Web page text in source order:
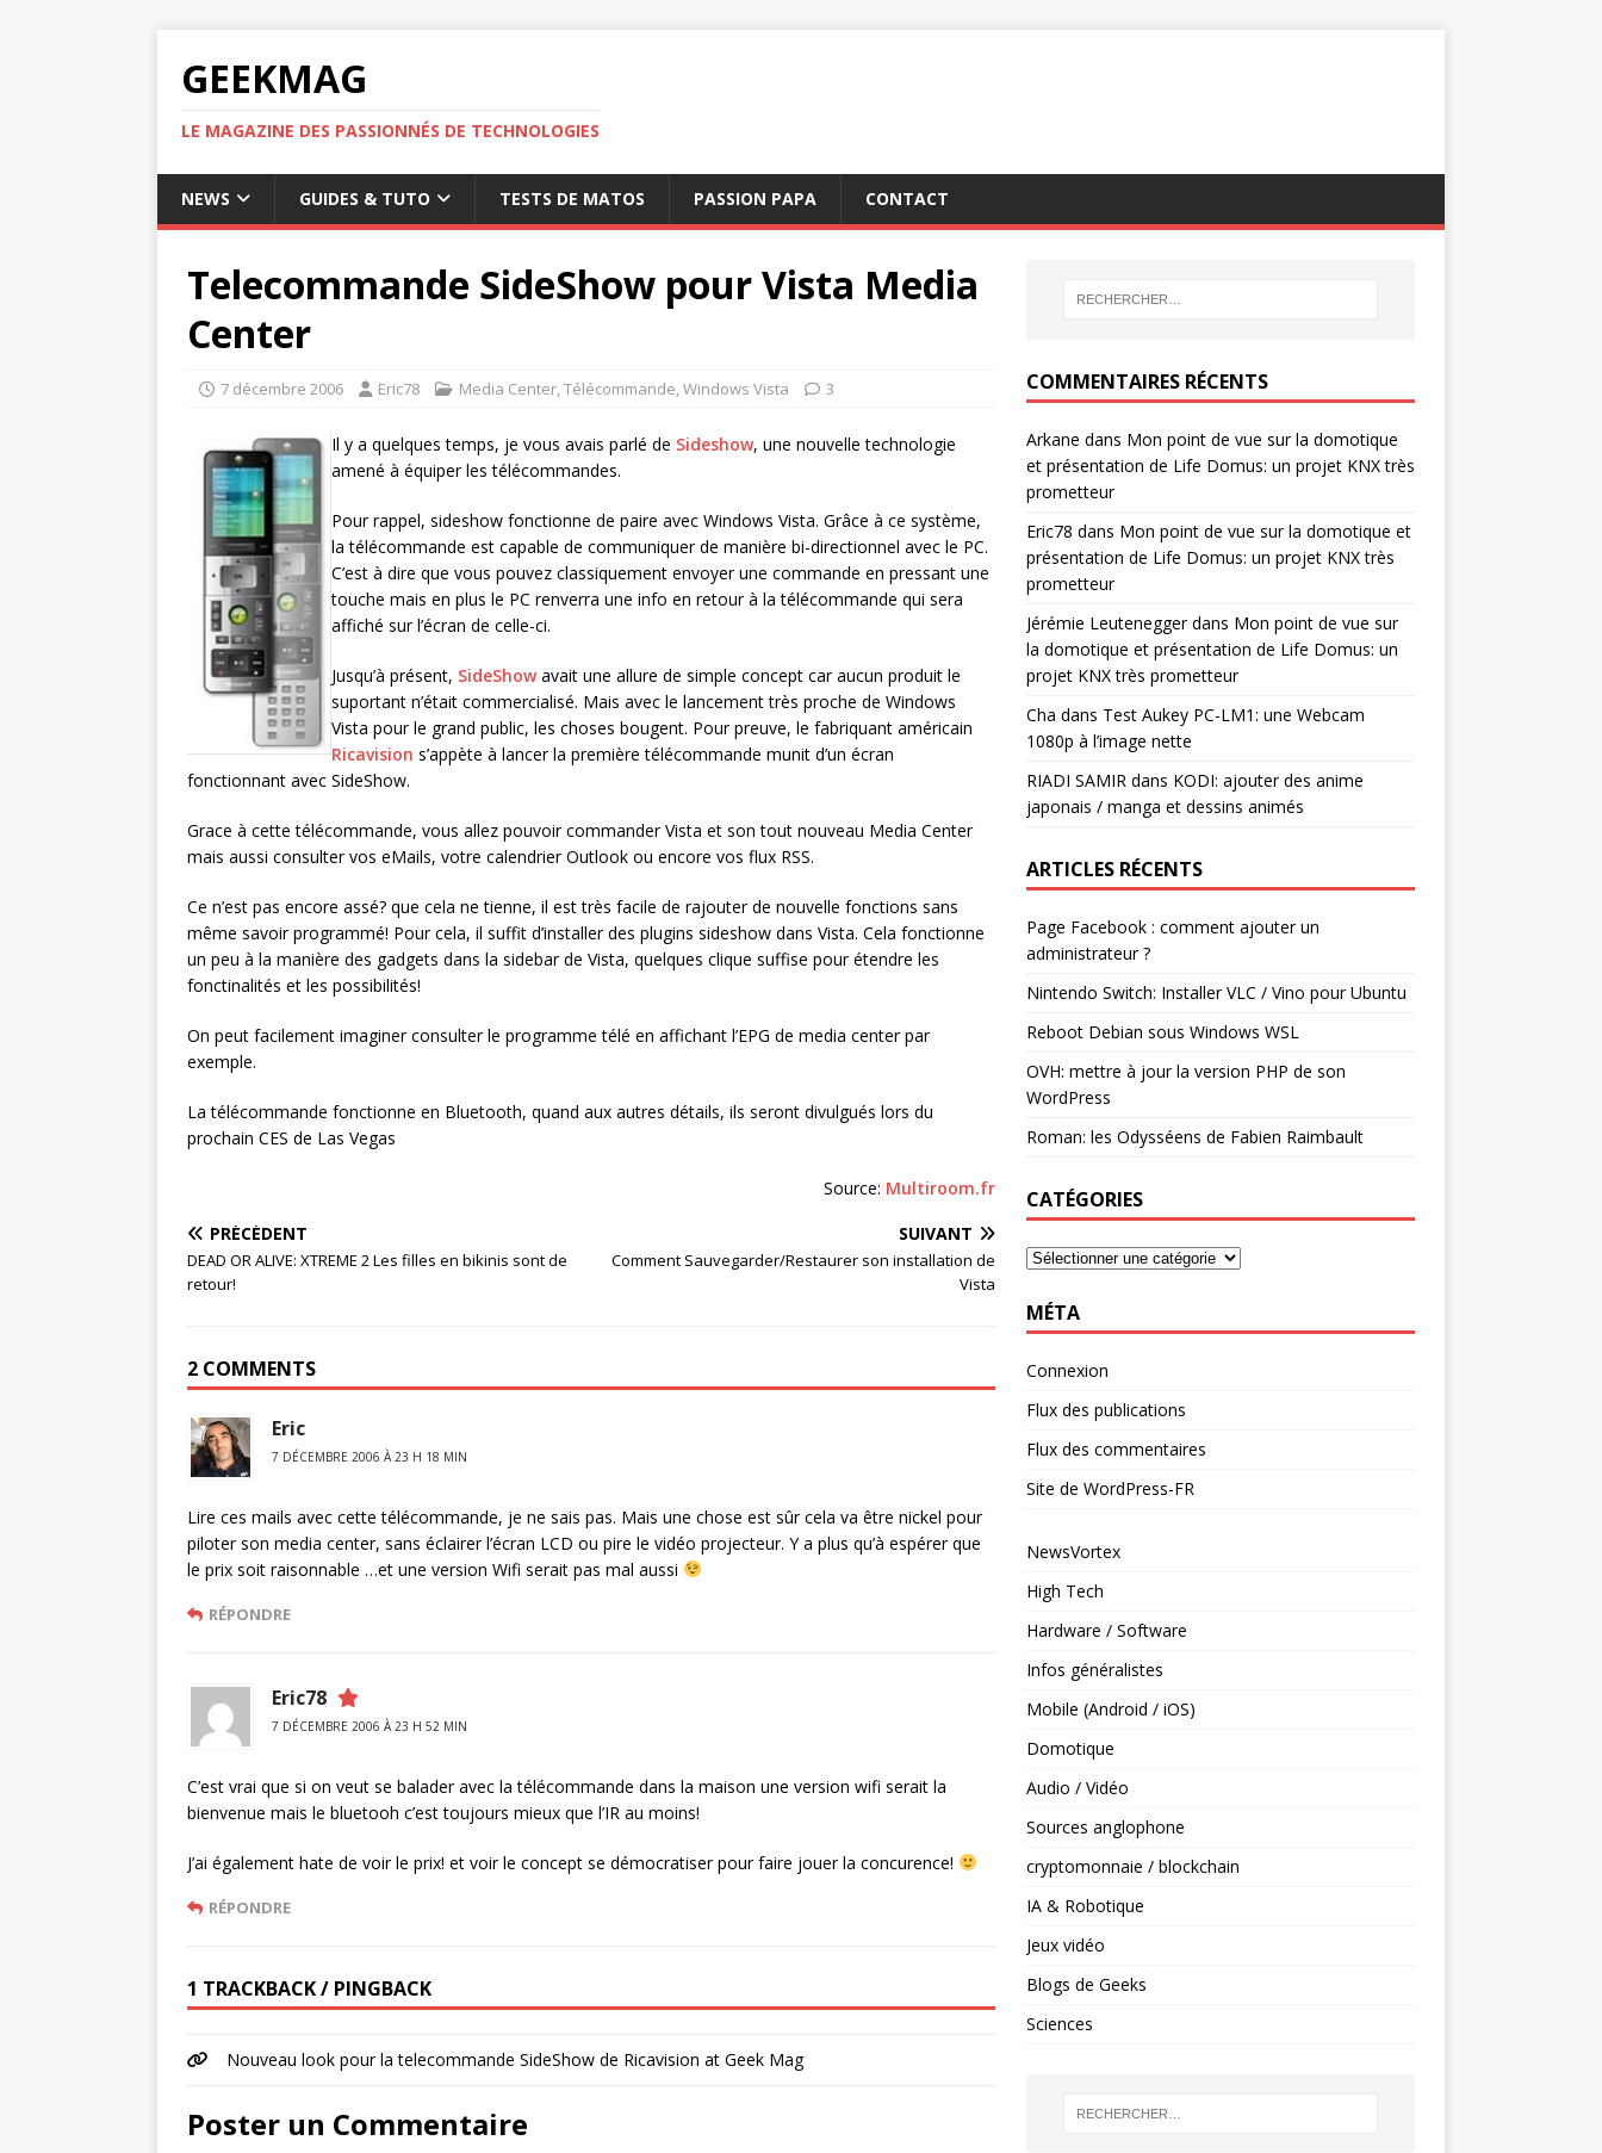
GEEKMAG
LE MAGAZINE DES PASSIONNÉS DE TECHNOLOGIES
NEWS GUIDES & TUTO TESTS DE MATOS PASSION PAPA CONTACT
Telecommande SideShow pour Vista Media
Center
7 décembre 2006 Eric78 Media Center,Télécommande,Windows Vista 3
Il y a quelques temps, je vous avais parlé de Sideshow, une nouvelle technologie
amené à équiper les télécommandes.
Pour rappel, sideshow fonctionne de paire avec Windows Vista. Grâce à ce système,
la télécommande est capable de communiquer de manière bi-directionnel avec le PC.
C’est à dire que vous pouvez classiquement envoyer une commande en pressant une
touche mais en plus le PC renverra une info en retour à la télécommande qui sera
affiché sur l’écran de celle-ci.
Jusqu’à présent, SideShowavait une allure de simple concept car aucun produit le
suportant n’était commercialisé. Mais avec le lancement très proche de Windows
Vista pour le grand public, les choses bougent. Pour preuve, le fabriquant américain
Ricavision s’appète à lancer la première télécommande munit d’un écran
fonctionnant avec SideShow.
Grace à cette télécommande, vous allez pouvoir commander Vista et son tout nouveau Media Center
mais aussi consulter vos eMails, votre calendrier Outlook ou encore vos flux RSS.
Ce n’est pas encore assé? que cela ne tienne, il est très facile de rajouter de nouvelle fonctions sans
même savoir programmé! Pour cela, il suffit d’installer des plugins sideshow dans Vista. Cela fonctionne
un peu à la manière des gadgets dans la sidebar de Vista, quelques clique suffise pour étendre les
fonctinalités et les possibilités!
On peut facilement imaginer consulter le programme télé en affichant l’EPG de media center par
exemple.
La télécommande fonctionne en Bluetooth, quand aux autres détails, ils seront divulgués lors du
prochain CES de Las Vegas
Source: Multiroom.fr
PRÉCÉDENT
DEAD OR ALIVE: XTREME 2 Les filles en bikinis sont de
retour!
SUIVANT
Comment Sauvegarder/Restaurer son installation de
Vista
2 COMMENTS
Eric
7 DÉCEMBRE 2006 À 23 H 18 MIN
Lire ces mails avec cette télécommande, je ne sais pas. Mais une chose est sûr cela va être nickel pour
piloter son media center, sans éclairer l’écran LCD ou pire le vidéo projecteur. Y a plus qu’à espérer que
le prix soit raisonnable …et une version Wifi serait pas mal aussi
RÉPONDRE
Eric78
7 DÉCEMBRE 2006 À 23 H 52 MIN
C’est vrai que si on veut se balader avec la télécommande dans la maison une version wifi serait la
bienvenue mais le bluetooh c’est toujours mieux que l’IR au moins!
J’ai également hate de voir le prix! et voir le concept se démocratiser pour faire jouer la concurence!
RÉPONDRE
1 TRACKBACK / PINGBACK
Nouveau look pour la telecommande SideShow de Ricavision at Geek Mag
Poster un Commentaire
COMMENTAIRES RÉCENTS
Arkane dans Mon point de vue sur la domotique
et présentation de Life Domus: un projet KNX très
prometteur
Eric78 dans Mon point de vue sur la domotique et
présentation de Life Domus: un projet KNX très
prometteur
Jérémie Leuteneggerdans Mon point de vue sur
la domotique et présentation de Life Domus: un
projet KNX très prometteur
Cha dans Test Aukey PC-LM1: une Webcam
1080p à l’image nette
RIADI SAMIR dans KODI: ajouter des anime
japonais / manga et dessins animés
ARTICLES RÉCENTS
Page Facebook : comment ajouter un
administrateur ?
Nintendo Switch: Installer VLC / Vino pour Ubuntu
Reboot Debian sous Windows WSL
OVH: mettre à jour la version PHP de son
WordPress
Roman: les Odysséens de Fabien Raimbault
CATÉGORIES
MÉTA
Connexion
Flux des publications
Flux des commentaires
Site de WordPress-FR
NewsVortex
High Tech
Hardware / Software
Infos généralistes
Mobile (Android / iOS)
Domotique
Audio / Vidéo
Sources anglophone
cryptomonnaie / blockchain
IA & Robotique
Jeux vidéo
Blogs de Geeks
Sciences